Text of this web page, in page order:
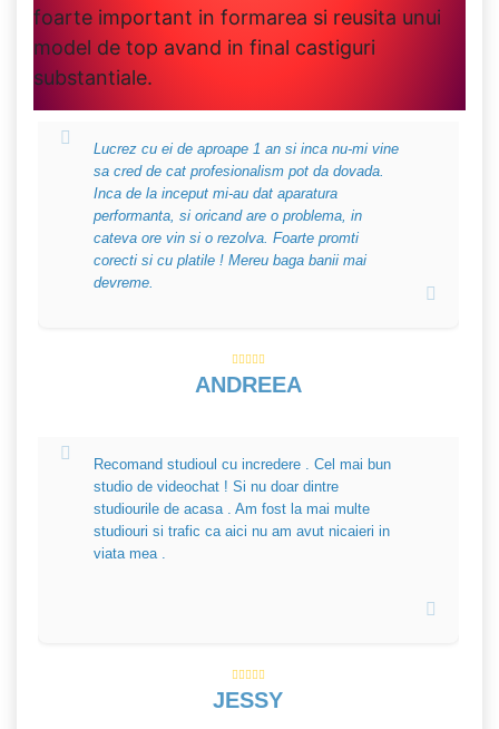
foarte important in formarea si reusita unui
model de top avand in final castiguri
substantiale.
Lucrez cu ei de aproape 1 an si inca nu-mi vine
sa cred de cat profesionalism pot da dovada.
Inca de la inceput mi-au dat aparatura
performanta, si oricand are o problema, in
cateva ore vin si o rezolva. Foarte promti
corecti si cu platile ! Mereu baga banii mai
devreme.
ANDREEA
Recomand studioul cu incredere . Cel mai bun
studio de videochat ! Si nu doar dintre
studiourile de acasa . Am fost la mai multe
studiouri si trafic ca aici nu am avut nicaieri in
viata mea .
JESSY